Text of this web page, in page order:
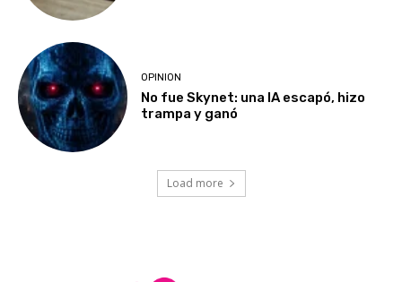
OPINION
No fue Skynet: una IA escapó, hizo
trampa y ganó
Load more